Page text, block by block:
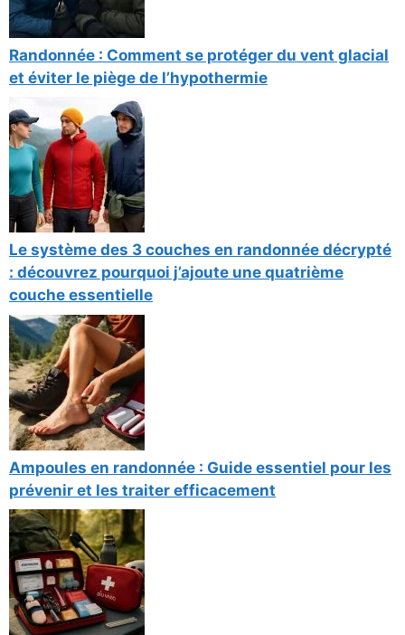
Randonnée : Comment se protéger du vent glacial
et éviter le piège de l’hypothermie
Le système des 3 couches en randonnée décrypté
: découvrez pourquoi j’ajoute une quatrième
couche essentielle
Ampoules en randonnée : Guide essentiel pour les
prévenir et les traiter efficacement